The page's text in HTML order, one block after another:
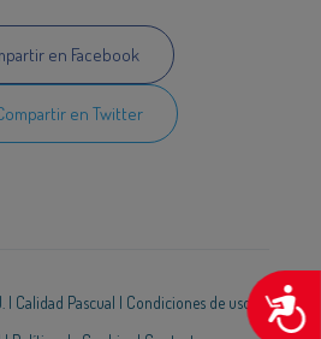
en Facebook
en Twitter
| Calidad Pascual | Condiciones de uso